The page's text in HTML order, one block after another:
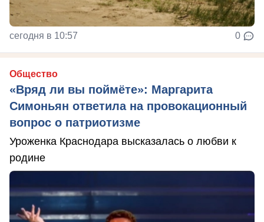
сегодня в 10:57 0
Общество
«Вряд ли вы поймёте»: Маргарита
Симоньян ответила на провокационный
вопрос о патриотизме
Уроженка Краснодара высказалась о любви к
родине